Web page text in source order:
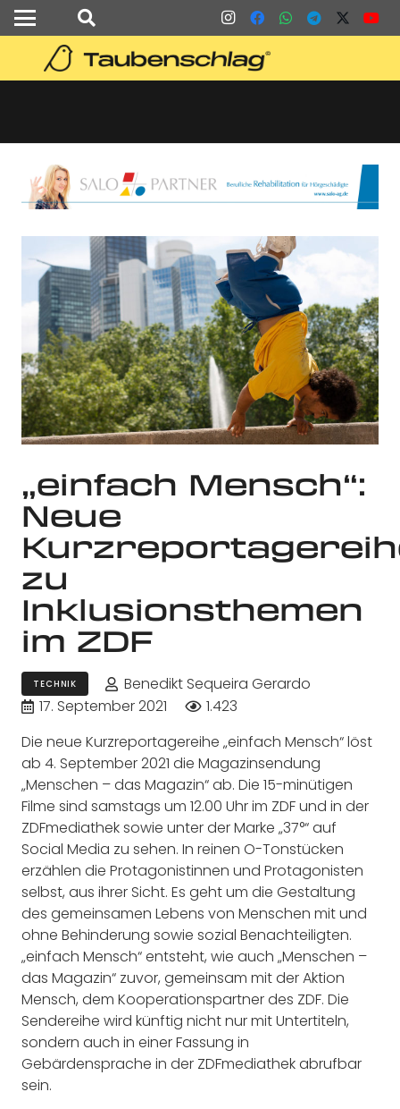
„einfach Mensch“:
Neue
zu
Inklusionsthemen
im ZDF
TECHNIK
Benedikt Sequeira Gerardo
17. September 2021
1.423
Die neue Kurzreportagereihe „einfach Mensch“ löst
ab 4. September 2021 die Magazinsendung
„Menschen – das Magazin“ ab. Die 15-minütigen
Filme sind samstags um 12.00 Uhr im ZDF und in der
ZDFmediathek sowie unter der Marke „37°“ auf
Social Media zu sehen. In reinen O-Tonstücken
erzählen die Protagonistinnen und Protagonisten
selbst, aus ihrer Sicht. Es geht um die Gestaltung
des gemeinsamen Lebens von Menschen mit und
ohne Behinderung sowie sozial Benachteiligten.
„einfach Mensch“ entsteht, wie auch „Menschen –
das Magazin“ zuvor, gemeinsam mit der Aktion
Mensch, dem Kooperationspartner des ZDF. Die
Sendereihe wird künftig nicht nur mit Untertiteln,
sondern auch in einer Fassung in
Gebärdensprache in der ZDFmediathek abrufbar
sein.